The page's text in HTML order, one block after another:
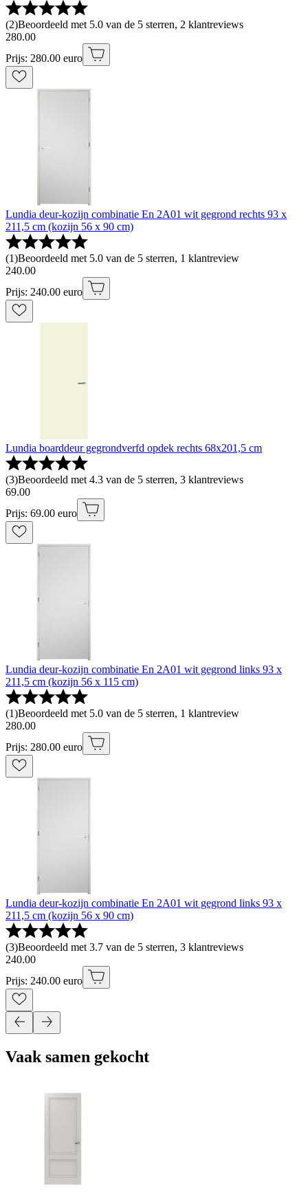
(2)Beoordeeld met 5.0 van de 5 sterren, 2 klantreviews
280.00
Prijs: 280.00 euro
Lundia deur-kozijn combinatie En 2A01 wit gegrond rechts 93 x
211,5 cm (kozijn 56 x 90 cm)
(1)Beoordeeld met 5.0 van de 5 sterren, 1 klantreview
240.00
Prijs: 240.00 euro
Lundia boarddeur gegrondverfd opdek rechts 68x201,5 cm
(3)Beoordeeld met 4.3 van de 5 sterren, 3 klantreviews
69.00
Prijs: 69.00 euro
Lundia deur-kozijn combinatie En 2A01 wit gegrond links 93 x
211,5 cm (kozijn 56 x 115 cm)
(1)Beoordeeld met 5.0 van de 5 sterren, 1 klantreview
280.00
Prijs: 280.00 euro
Lundia deur-kozijn combinatie En 2A01 wit gegrond links 93 x
211,5 cm (kozijn 56 x 90 cm)
(3)Beoordeeld met 3.7 van de 5 sterren, 3 klantreviews
240.00
Prijs: 240.00 euro
Vaak samen gekocht